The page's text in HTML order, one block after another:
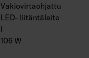
Vakiovirtaohjattu
LED- liitäntälaite
I
106 W